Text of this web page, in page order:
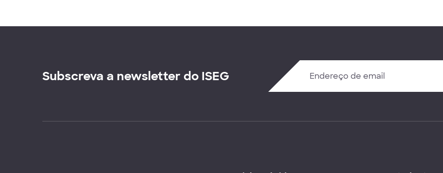
Subscreva a newsletter do ISEG